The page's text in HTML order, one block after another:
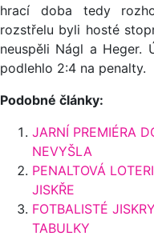
hrací doba tedy
rozstřelu byli hosté
neuspěli Nágl a Heger.
podlehlo 2:4 na penalty.
Podobné články:
JARNÍ PREMIÉRA
NEVYŠLA
PENALTOVÁ
JISKŘE
FOTBALISTÉ
TABULKY